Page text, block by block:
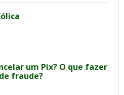
um Pix? O que fazer
fraude?